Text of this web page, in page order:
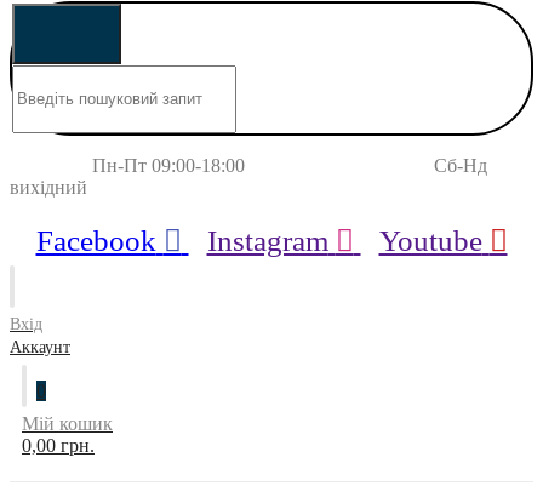
Пн-Пт 09:00-18:00 Сб-Нд
вихідний
Facebook Instagram Youtube
Вхід
Аккаунт
0
Мій кошик
0,00 грн.